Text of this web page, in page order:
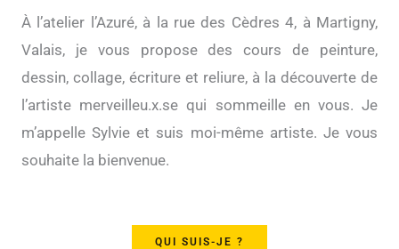
À l’atelier l’Azuré, à la rue des Cèdres 4, à Martigny,
Valais, je vous propose des cours de peinture,
dessin, collage, écriture et reliure, à la découverte de
l’artiste merveilleu.x.se qui sommeille en vous. Je
m’appelle Sylvie et suis moi-même artiste. Je vous
souhaite la bienvenue.
QUI SUIS-JE ?